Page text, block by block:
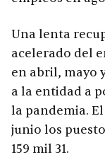
Una lenta
acelerado del
en abril, mayo
a la entidad a
la pandemia.
junio los
159 mil 31.